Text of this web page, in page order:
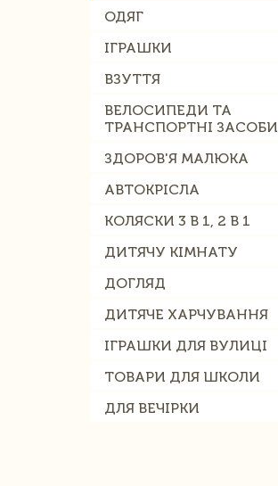
ОДЯГ
ІГРАШКИ
ВЗУТТЯ
ВЕЛОСИПЕДИ ТА
ТРАНСПОРТНІ ЗАСОБИ
ЗДОРОВ'Я МАЛЮКА
АВТОКРІСЛА
КОЛЯСКИ 3 В 1, 2 В 1
ДИТЯЧУ КІМНАТУ
ДОГЛЯД
ДИТЯЧЕ ХАРЧУВАННЯ
ІГРАШКИ ДЛЯ ВУЛИЦІ
ТОВАРИ ДЛЯ ШКОЛИ
ДЛЯ ВЕЧІРКИ